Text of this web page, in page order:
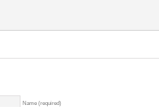
Name (required)